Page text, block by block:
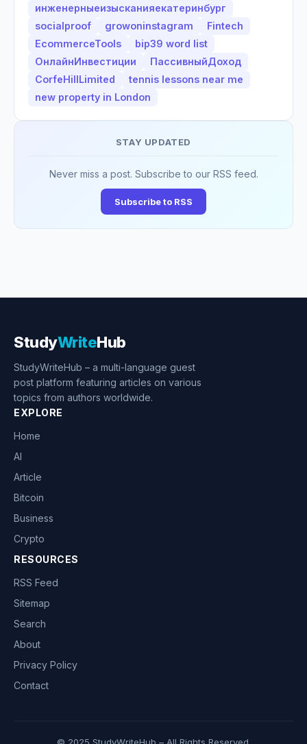
инженерныеизысканияекатеринбург
socialproof
growoninstagram
Fintech
EcommerceTools
bip39 word list
ОнлайнИнвестиции
ПассивныйДоход
CorfeHillLimited
tennis lessons near me
new property in London
STAY UPDATED
Never miss a post. Subscribe to our RSS feed.
Subscribe to RSS
StudyWriteHub
StudyWriteHub – a multi-language guest
post platform featuring articles on various
topics from authors worldwide.
EXPLORE
Home
AI
Article
Bitcoin
Business
Crypto
RESOURCES
RSS Feed
Sitemap
Search
About
Privacy Policy
Contact